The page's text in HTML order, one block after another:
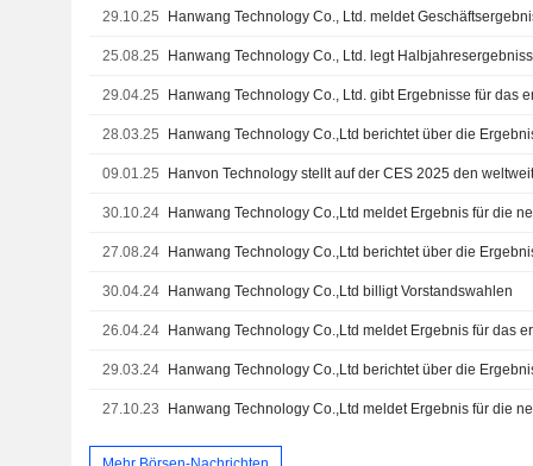
29.10.25
25.08.25 Hanwang Technology Co., Ltd. legt
29.04.25
28.03.25
09.01.25
30.10.24
27.08.24
30.04.24 Hanwang Technology Co.,Ltd billigt Vorstandswahlen
26.04.24
29.03.24
27.10.23